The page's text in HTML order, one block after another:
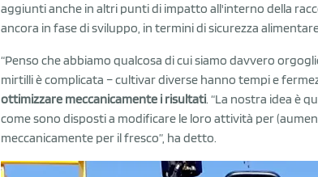
aggiunti anche in altri punti di impatto all'interno della
ancora in fase di sviluppo, in termini di sicurezza
“Penso che abbiamo qualcosa di cui siamo davvero
mirtilli è complicata – cultivar diverse hanno tempi e
ottimizzare meccanicamente i risultati. “La nostra idea è
come sono disposti a modificare le loro attività per
meccanicamente per il fresco”, ha detto.